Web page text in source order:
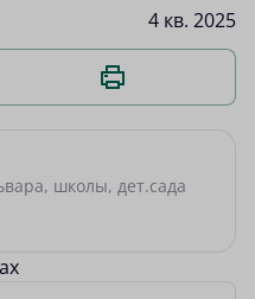
4 кв. 2025
школы, дет.сада